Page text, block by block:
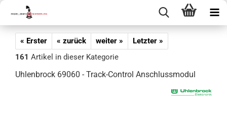
« Erster « zurück weiter »
Letzter »
161 Artikel in dieser Kategorie
Uhlenbrock 69060 - Track-Control Anschlussmodul